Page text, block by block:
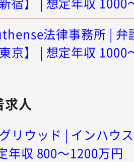
法律事務所 | 弁
京】 | 想定年収 1000
求人
リウッド | インハウ
年収 800～1200万円